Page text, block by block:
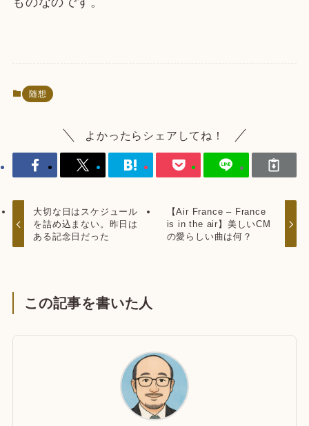
随想
よかったらシェアしてね！
大切な日はスケジュール
を詰め込まない。昨日は
ある記念日だった
【Air France – France
is in the air】美しいCM
の愛らしい曲は何？
この記事を書いた人